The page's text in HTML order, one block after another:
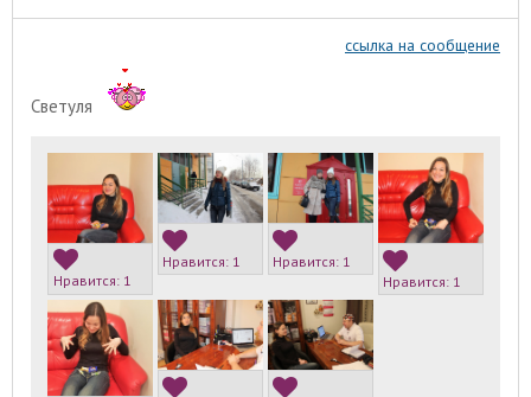
ссылка на сообщение
Светуля
Нравится: 1
Нравится: 1 Нравится: 1
Нравится: 1